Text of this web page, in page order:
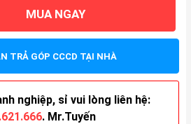
MUA NGAY
TRẢ GÓP CCCD TẠI NHÀ
nghiệp, sỉ vui lòng liên hệ:
. Mr.Tuyến